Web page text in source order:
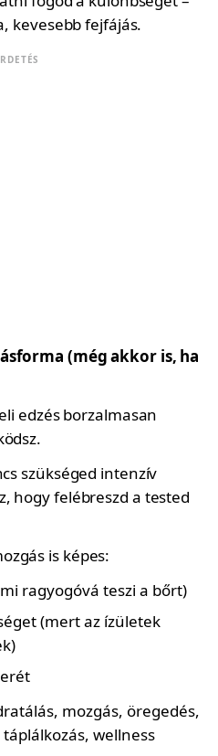
kevesebb fejfájás.
(még akkor is, ha
edzés borzalmasan
szükséged intenzív
hogy felébreszd a tested
is képes:
ragyogóvá teszi a bőrt)
(mert az ízületek